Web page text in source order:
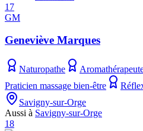
17
GM
Geneviève Marques
Naturopathe
Praticien massage bien-être
Savigny-sur-Orge
Aussi à Savigny-sur-Orge
18